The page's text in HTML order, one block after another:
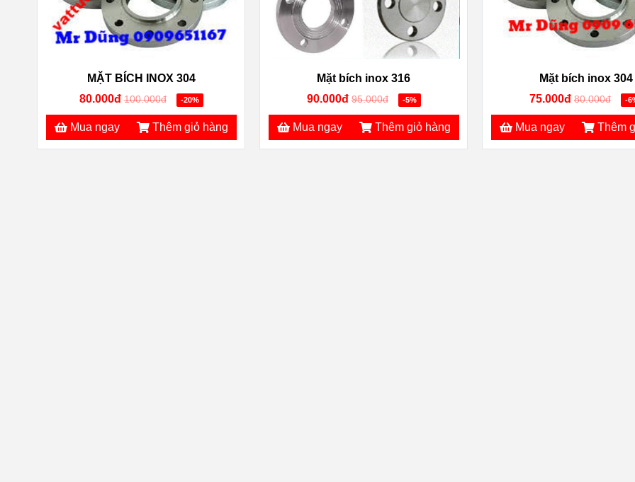
MẶT BÍCH INOX 304
80.000đ 100.000đ -20%
Mua ngay Thêm giỏ hàng
Mặt bích inox 316
90.000đ 95.000đ -5%
Mua ngay Thêm giỏ hàng
Mặt bích inox 304
75.000đ 80.000đ -
Mua ngay Thêm